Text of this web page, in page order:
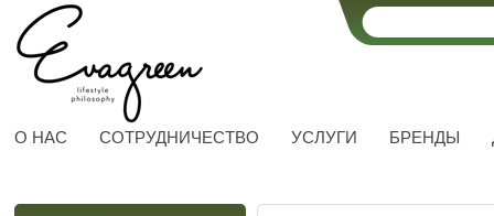
О НАС СОТРУДНИЧЕСТВО УСЛУГИ БРЕНДЫ